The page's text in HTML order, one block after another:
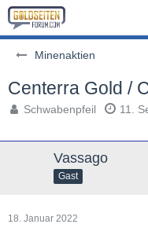
Minenaktien
Centerra Gold /
Schwabenpfeil 11.
Vassago
Gast
18. Januar 2022